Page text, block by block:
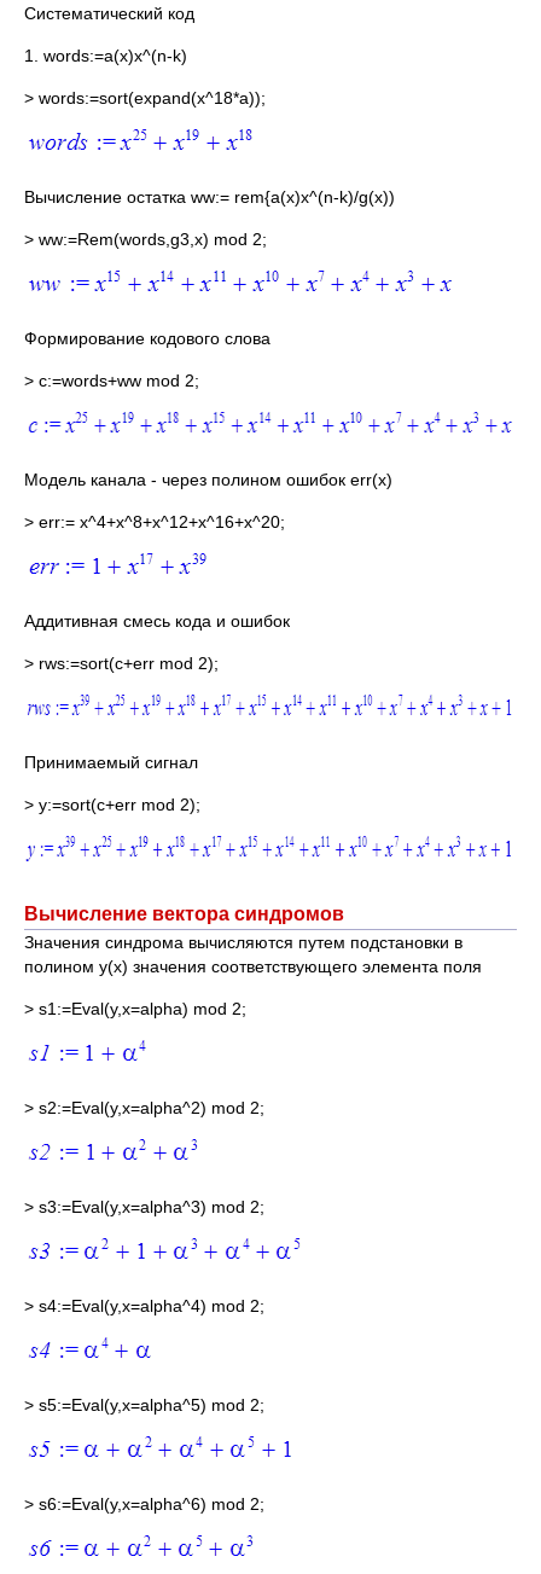
Систематический код
1. words:=a(x)x^(n-k)
> words:=sort(expand(x^18*a));
Вычисление остатка ww:= rem{a(x)x^(n-k)/g(x))
> ww:=Rem(words,g3,x) mod 2;
Формирование кодового слова
> c:=words+ww mod 2;
Модель канала - через полином ошибок err(x)
> err:= x^4+x^8+x^12+x^16+x^20;
Аддитивная смесь кода и ошибок
> rws:=sort(c+err mod 2);
Принимаемый сигнал
> y:=sort(c+err mod 2);
Вычисление вектора синдромов
Значения синдрома вычисляются путем подстановки в
полином y(x) значения соответствующего элемента поля
> s1:=Eval(y,x=alpha) mod 2;
> s2:=Eval(y,x=alpha^2) mod 2;
> s3:=Eval(y,x=alpha^3) mod 2;
> s4:=Eval(y,x=alpha^4) mod 2;
> s5:=Eval(y,x=alpha^5) mod 2;
> s6:=Eval(y,x=alpha^6) mod 2;